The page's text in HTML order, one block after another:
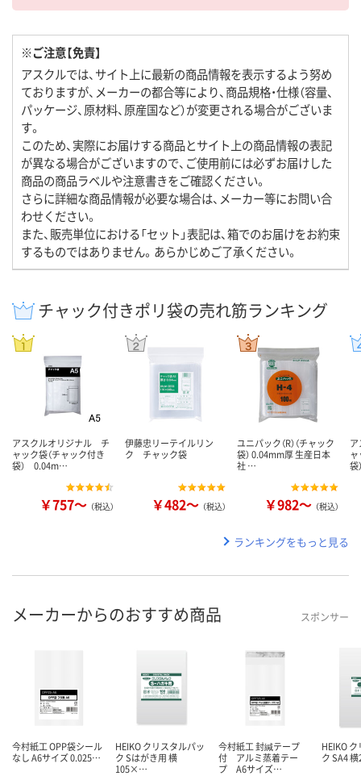
※ご注意【免責】
アスクルでは、サイト上に最新の商品情報を表示するよう努め
ておりますが、メーカーの都合等により、商品規格・仕様（容量、
パッケージ、原材料、原産国など）が変更される場合がございま
す。
このため、実際にお届けする商品とサイト上の商品情報の表記
が異なる場合がございますので、ご使用前には必ずお届けした
商品の商品ラベルや注意書きをご確認ください。
さらに詳細な商品情報が必要な場合は、メーカー等にお問い合
わせください。
また、販売単位における「セット」表記は、箱でのお届けをお約束
するものではありません。あらかじめご了承ください。
チャック付きポリ袋の売れ筋ランキング
アスクルオリジナル チ
ャック袋（チャック付き
袋） 0.04m…
￥757～ （税込）
伊藤忠リーテイルリン
ク チャック袋
￥482～ （税込）
ユニパック（R）（チャック
袋） 0.04mm厚 生産日本
社 …
￥982～ （税込）
ャ
ランキングをもっと見る
メーカーからのおすすめ商品 スポンサー
今村紙工 OPP袋シール
なし A6サイズ 0.025…
HEIKO クリスタルパッ
ク Sはがき用 横
105×…
今村紙工 封緘テープ
付 アルミ蒸着テー
プ A6サイズ…
HEIKO
ク SA4